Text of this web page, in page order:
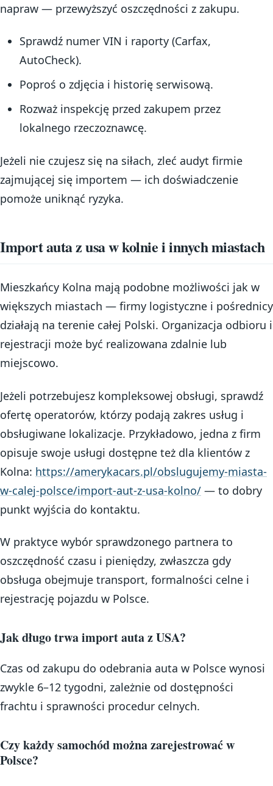
napraw — przewyższyć oszczędności z zakupu.
Sprawdź numer VIN i raporty (Carfax,
AutoCheck).
Poproś o zdjęcia i historię serwisową.
Rozważ inspekcję przed zakupem przez
lokalnego rzeczoznawcę.
Jeżeli nie czujesz się na siłach, zleć audyt firmie
zajmującej się importem — ich doświadczenie
pomoże uniknąć ryzyka.
Import auta z usa w kolnie i innych miastach
Mieszkańcy Kolna mają podobne możliwości jak w
większych miastach — firmy logistyczne i pośrednicy
działają na terenie całej Polski. Organizacja odbioru i
rejestracji może być realizowana zdalnie lub
miejscowo.
Jeżeli potrzebujesz kompleksowej obsługi, sprawdź
ofertę operatorów, którzy podają zakres usług i
obsługiwane lokalizacje. Przykładowo, jedna z firm
opisuje swoje usługi dostępne też dla klientów z
Kolna: https://amerykacars.pl/obslugujemy-miasta-
w-calej-polsce/import-aut-z-usa-kolno/ — to dobry
punkt wyjścia do kontaktu.
W praktyce wybór sprawdzonego partnera to
oszczędność czasu i pieniędzy, zwłaszcza gdy
obsługa obejmuje transport, formalności celne i
rejestrację pojazdu w Polsce.
Jak długo trwa import auta z USA?
Czas od zakupu do odebrania auta w Polsce wynosi
zwykle 6–12 tygodni, zależnie od dostępności
frachtu i sprawności procedur celnych.
Czy każdy samochód można zarejestrować w
Polsce?